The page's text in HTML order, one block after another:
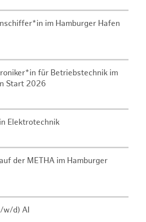
im Hamburger Hafen
für Betriebstechnik im
Start 2026
Elektrotechnik
der METHA im Hamburger
w/d) AI